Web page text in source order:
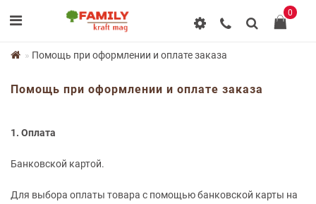
0
Помощь при оформлении и оплате заказа
Помощь при оформлении и оплате заказа
1. Оплата
Банковской картой.
Для выбора оплаты товара с помощью банковской карты на